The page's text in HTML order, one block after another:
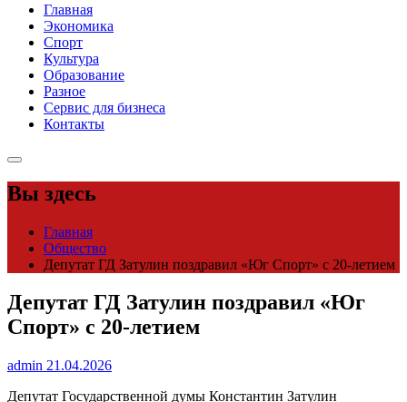
Главная
Экономика
Спорт
Культура
Образование
Разное
Сервис для бизнеса
Контакты
Вы здесь
Главная
Общество
Депутат ГД Затулин поздравил «Юг Спорт» с 20-летием
Депутат ГД Затулин поздравил «Юг
Спорт» с 20-летием
admin 21.04.2026
Депутат Государственной думы Константин Затулин